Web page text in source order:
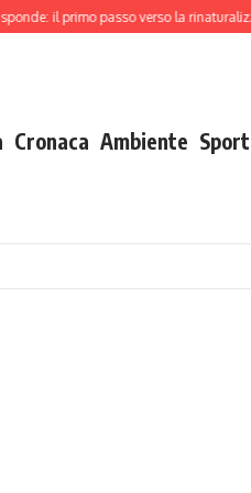
primo passo verso la rinaturalizzazione
Cronaca Ambiente Sport